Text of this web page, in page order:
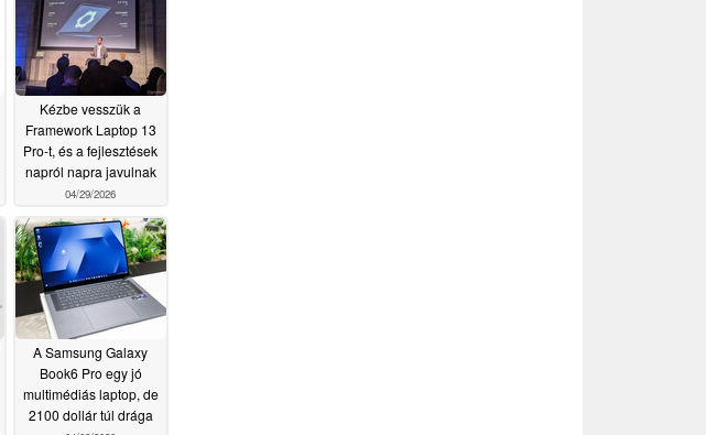
Kézbe vesszük a
Framework Laptop 13
Pro-t, és a fejlesztések
napról napra javulnak
04/29/2026
A Samsung Galaxy
Book6 Pro egy jó
multimédiás laptop, de
2100 dollár túl drága